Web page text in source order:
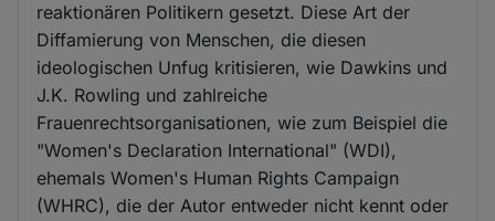
reaktionären Politikern gesetzt. Diese Art der
Diffamierung von Menschen, die diesen
ideologischen Unfug kritisieren, wie Dawkins und
J.K. Rowling und zahlreiche
Frauenrechtsorganisationen, wie zum Beispiel die
"Women's Declaration International" (WDI),
ehemals Women's Human Rights Campaign
(WHRC), die der Autor entweder nicht kennt oder